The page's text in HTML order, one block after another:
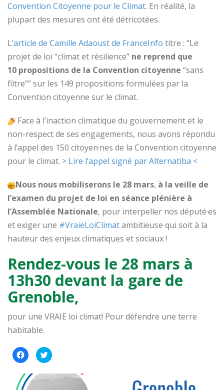
Convention Citoyenne pour le Climat. En réalité, la
plupart des mesures ont été détricotées.
L‘article de Camille Adaoust de FranceInfo titre : “Le
projet de loi “climat et résilience” ne reprend que
10 propositions de la Convention citoyenne “sans
filtre”” sur les 149 propositions formulées par la
Convention citoyenne sur le climat.
Face à l’inaction climatique du gouvernement et le
non-respect de ses engagements, nous avons répondu
à l’appel des 150 citoyen·nes de la Convention citoyenne
pour le climat. > Lire l’appel signé par Alternatiba <
Nous nous mobiliserons le 28 mars, à la veille de
l’examen du projet de loi en séance plénière à
l’Assemblée Nationale, pour interpeller nos député·es
et exiger une #VraieLoiClimatambitieuse qui soit à la
hauteur des enjeux climatiques et sociaux !
Rendez-vous le 28 mars à
13h30 devant la gare de
Grenoble,
pour une VRAIE loi climat! Pour défendre une terre
habitable.
Cliquez
pour
partager
Facebook(ouvre
dans
Cliquez
pour
Twitter(ouvre